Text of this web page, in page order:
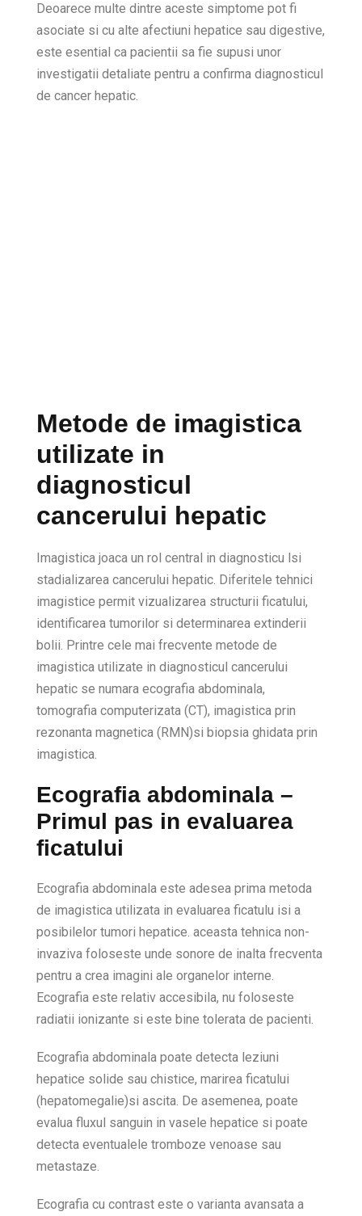
Deoarece multe dintre aceste simptome pot fi
asociate si cu alte afectiuni hepatice sau digestive,
este esential ca pacientii sa fie supusi unor
investigatii detaliate pentru a confirma diagnosticul
de cancer hepatic.
Metode de imagistica
utilizate in
diagnosticul
cancerului hepatic
Imagistica joaca un rol central in diagnosticu lsi
stadializarea cancerului hepatic. Diferitele tehnici
imagistice permit vizualizarea structurii ficatului,
identificarea tumorilor si determinarea extinderii
bolii. Printre cele mai frecvente metode de
imagistica utilizate in diagnosticul cancerului
hepatic se numara ecografia abdominala,
tomografia computerizata (CT), imagistica prin
rezonanta magnetica (RMN)si biopsia ghidata prin
imagistica.
Ecografia abdominala –
Primul pas in evaluarea
ficatului
Ecografia abdominala este adesea prima metoda
de imagistica utilizata in evaluarea ficatulu isi a
posibilelor tumori hepatice. aceasta tehnica non-
invaziva foloseste unde sonore de inalta frecventa
pentru a crea imagini ale organelor interne.
Ecografia este relativ accesibila, nu foloseste
radiatii ionizante si este bine tolerata de pacienti.
Ecografia abdominala poate detecta leziuni
hepatice solide sau chistice, marirea ficatului
(hepatomegalie)si ascita. De asemenea, poate
evalua fluxul sanguin in vasele hepatice si poate
detecta eventualele tromboze venoase sau
metastaze.
Ecografia cu contrast este o varianta avansata a